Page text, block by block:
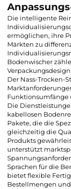
Die intelligente
ermöglichen, ihre
Märkten zu
Bodenwischer
Der Nass-Trocken-
Funktionsumfänge
Die
kabellosen
Pakete, die die
gleichzeitig die
Produkts
unterstützt
Sprachen für die
bietet flexible
Bestellmengen